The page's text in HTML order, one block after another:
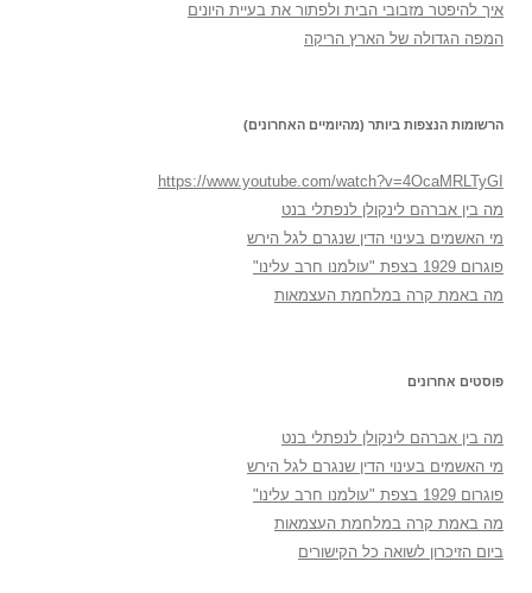
איך להיפטר מזבובי הבית ולפתור את בעיית היונים
המפה הגדולה של הארץ הריקה
הרשומות הנצפות ביותר (מהיומיים האחרונים)
https://www.youtube.com/watch?v=4OcaMRLTyGI
מה בין אברהם לינקולן לנפתלי בנט
מי האשמים בעינוי הדין שנגרם לגל הירש
פוגרום 1929 בצפת "עולמנו חרב עלינו"
מה באמת קרה במלחמת העצמאות
פוסטים אחרונים
מה בין אברהם לינקולן לנפתלי בנט
מי האשמים בעינוי הדין שנגרם לגל הירש
פוגרום 1929 בצפת "עולמנו חרב עלינו"
מה באמת קרה במלחמת העצמאות
ביום הזיכרון לשואה כל הקישורים